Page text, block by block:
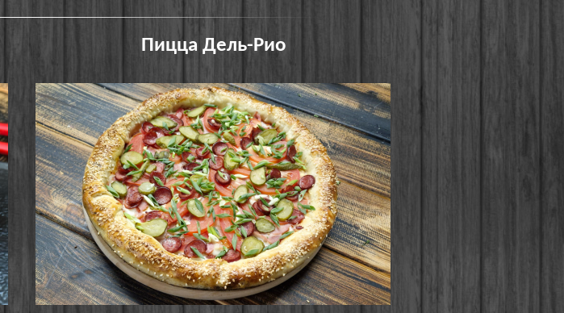
Пицца Дель-Рио